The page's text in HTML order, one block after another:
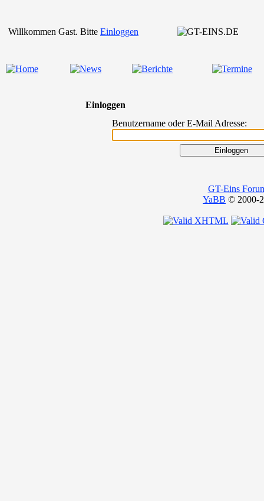
Willkommen Gast. Bitte Einloggen
Einloggen
Benutzername oder E-Mail Adresse:
GT-Eins
YaBB © 2000-